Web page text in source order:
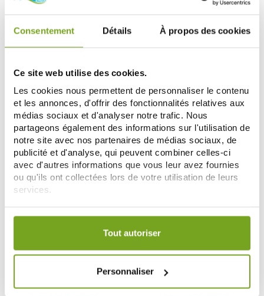
Consentement Détails À propos des cookies
Ce site web utilise des cookies.
Les cookies nous permettent de personnaliser le contenu
et les annonces, d'offrir des fonctionnalités relatives aux
médias sociaux et d'analyser notre trafic. Nous
partageons également des informations sur l'utilisation de
notre site avec nos partenaires de médias sociaux, de
publicité et d'analyse, qui peuvent combiner celles-ci
avec d'autres informations que vous leur avez fournies
ou qu'ils ont collectées lors de votre utilisation de leurs
services.
Votre choix de consentement est conservé pendant une
Tout autoriser
Personnaliser
COMPEED
COMPEED 5 PANSEMENTS
AMPOULES ASSORTIMENT
7,90 €
COMPEED
COMPEED OEIL DE PERDRIX 10
PANSEMENTS
-25% -25%